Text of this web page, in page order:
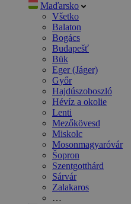
Maďarsko
Všetko
Balaton
Bogács
Budapešť
Bük
Eger (Jáger)
Győr
Hajdúszoboszló
Hévíz a okolie
Lenti
Mezőkövesd
Miskolc
Mosonmagyaróvár
Šopron
Szentgotthárd
Sárvár
Zalakaros
…